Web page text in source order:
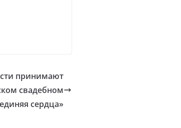
принимают
свадебном
сердца»